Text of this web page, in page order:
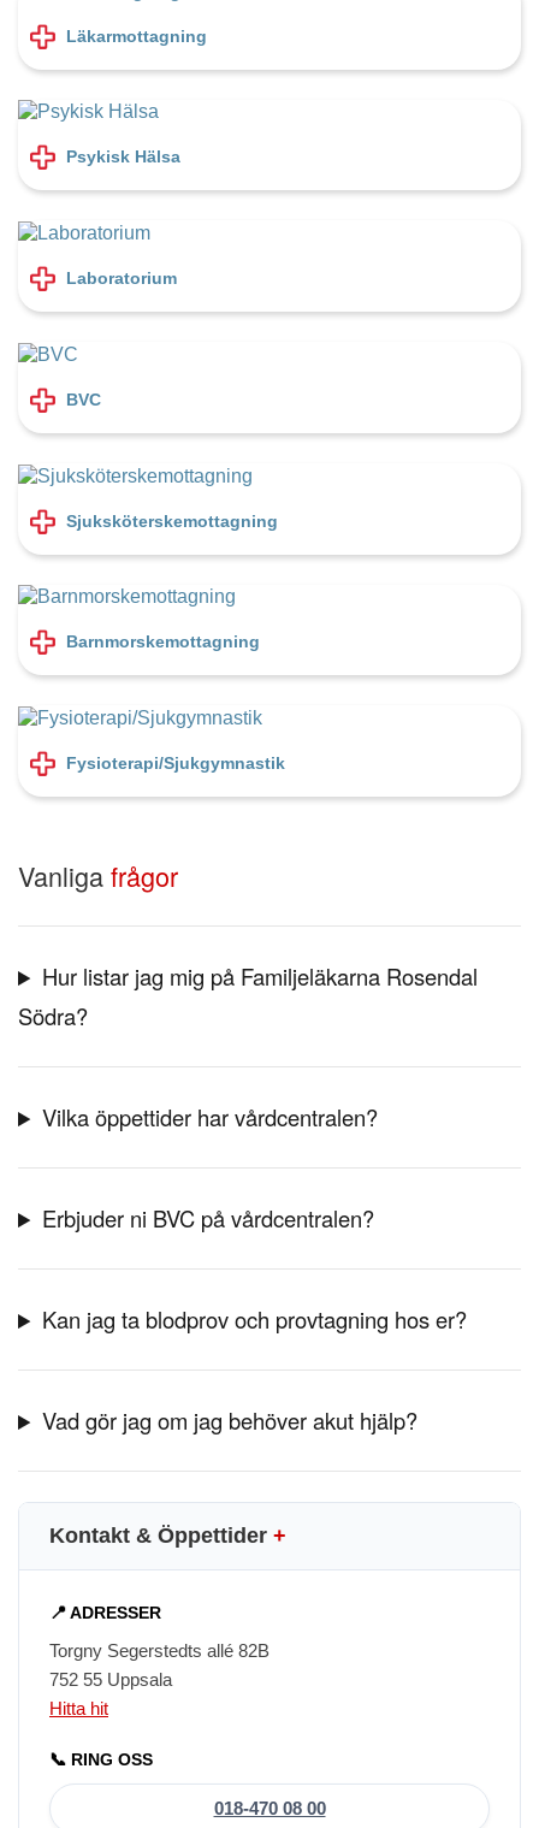
Läkarmottagning
Psykisk Hälsa
Laboratorium
BVC
Sjuksköterskemottagning
Barnmorskemottagning
Fysioterapi/Sjukgymnastik
Vanligafrågor
Hur listar jag mig på Familjeläkarna Rosendal
Södra?
Vilka öppettider har vårdcentralen?
Erbjuder ni BVC på vårdcentralen?
Kan jag ta blodprov och provtagning hos er?
Vad gör jag om jag behöver akut hjälp?
Kontakt & Öppettider +
📍 ADRESSER
Torgny Segerstedts allé 82B
752 55 Uppsala
Hitta hit
📞 RING OSS
018-470 08 00